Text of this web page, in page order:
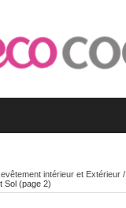
intérieur et Extérieur/
Sol(page 2)